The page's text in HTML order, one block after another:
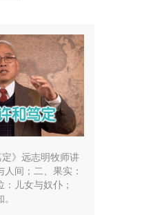
》远志明牧师讲
间；二、果实：
儿女与奴仆；